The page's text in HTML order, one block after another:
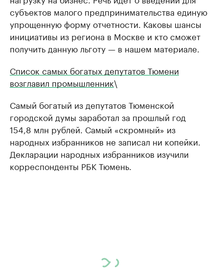
субъектов малого предпринимательства единую
упрощенную форму отчетности. Каковы шансы
инициативы из региона в Москве и кто сможет
получить данную льготу — в нашем материале.
Список самых богатых депутатов Тюмени
возглавил промышленник\
Самый богатый из депутатов Тюменской
городской думы заработал за прошлый год
154,8 млн рублей. Самый «скромный» из
народных избранников не записал ни копейки.
Декларации народных избранников изучили
корреспонденты РБК Тюмень.